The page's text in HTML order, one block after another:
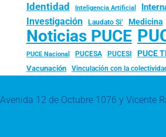
Identidad Inteligencia Artificial
Investigación Laudato Si’ Medicina
Noticias PUCE
PUCE Nacional PUCESA PUCESI PUCE
Vacunación
Vinculación con la
Avenida 12 de Octubre 1076 y Vicente